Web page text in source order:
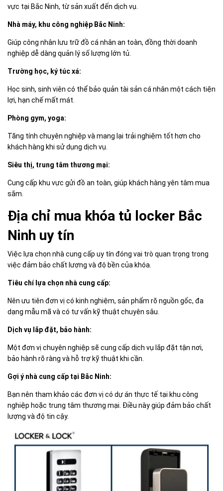
vực tại Bắc Ninh, từ sản xuất đến dịch vụ.
Nhà máy, khu công nghiệp Bắc Ninh:
Giúp công nhân lưu trữ đồ cá nhân an toàn, đồng thời doanh
nghiệp dễ dàng quản lý số lượng lớn tủ.
Trường học, ký túc xá:
Học sinh, sinh viên có thể bảo quản tài sản cá nhân một cách tiện
lợi, hạn chế mất mát.
Phòng gym, yoga:
Tăng tính chuyên nghiệp và mang lại trải nghiệm tốt hơn cho
khách hàng khi sử dụng dịch vụ.
Siêu thị, trung tâm thương mại:
Cung cấp khu vực gửi đồ an toàn, giúp khách hàng yên tâm mua
sắm.
Địa chỉ mua khóa tủ locker Bắc
Ninh uy tín
Việc lựa chọn nhà cung cấp uy tín đóng vai trò quan trọng trong
việc đảm bảo chất lượng và độ bền của khóa.
Tiêu chí lựa chọn nhà cung cấp:
Nên ưu tiên đơn vị có kinh nghiệm, sản phẩm rõ nguồn gốc, đa
dạng mẫu mã và có tư vấn kỹ thuật chuyên sâu.
Dịch vụ lắp đặt, bảo hành:
Một đơn vị chuyên nghiệp sẽ cung cấp dịch vụ lắp đặt tận nơi,
bảo hành rõ ràng và hỗ trợ kỹ thuật khi cần.
Gợi ý nhà cung cấp tại Bắc Ninh:
Bạn nên tham khảo các đơn vị có dự án thực tế tại khu công
nghiệp hoặc trung tâm thương mại. Điều này giúp đảm bảo chất
lượng và độ tin cậy.